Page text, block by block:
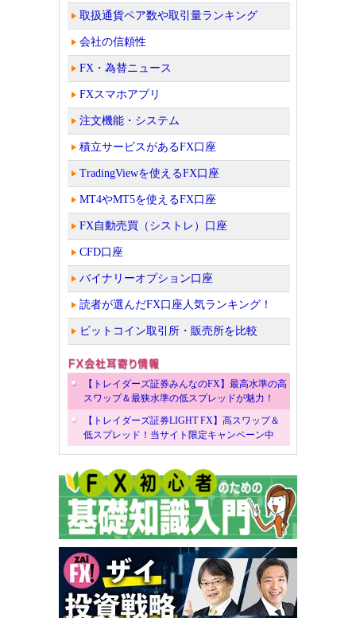
取扱通貨ペア数や取引量ランキング
会社の信頼性
FX・為替ニュース
FXスマホアプリ
注文機能・システム
積立サービスがあるFX口座
TradingViewを使えるFX口座
MT4やMT5を使えるFX口座
FX自動売買（シストレ）口座
CFD口座
バイナリーオプション口座
読者が選んだFX口座人気ランキング！
ビットコイン取引所・販売所を比較
【トレイダーズ証券みんなのFX】最高水準の高
スワップ＆最狭水準の低スプレッドが魅力！
【トレイダーズ証券LIGHT FX】高スワップ＆
低スプレッド！当サイト限定キャンペーン中